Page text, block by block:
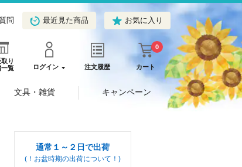
問 最近見た商品 お気に入り
り
一覧
ログイン 注文履歴 カート
0
文具・雑貨 キャンペーン
通常１～２日で出荷
(！お盆時期の出荷について！)